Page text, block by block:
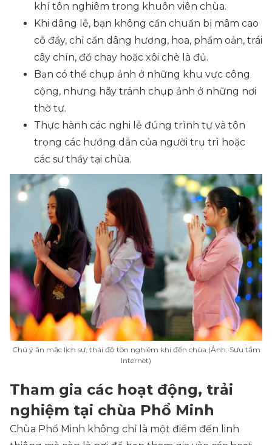
khí tôn nghiêm trong khuôn viên chùa.
Khi dâng lễ, bạn không cần chuẩn bị mâm cao
cỗ đầy, chỉ cần dâng hương, hoa, phẩm oản, trái
cây chín, đồ chay hoặc xôi chè là đủ.
Bạn có thể chụp ảnh ở những khu vực công
cộng, nhưng hãy tránh chụp ảnh ở những nơi
thờ tự.
Thực hành các nghi lễ đúng trình tự và tôn
trọng các hướng dẫn của người trụ trì hoặc
các sư thầy tại chùa.
Chú ý ăn mặc lịch sự, thái độ tôn nghiêm khi đến chùa (Ảnh: Sưu tầm
Internet)
Tham gia các hoạt động, trải
nghiệm tại chùa Phổ Minh
Chùa Phổ Minh không chỉ là một điểm đến linh